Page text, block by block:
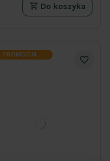
Do koszyka
PROMOCJA